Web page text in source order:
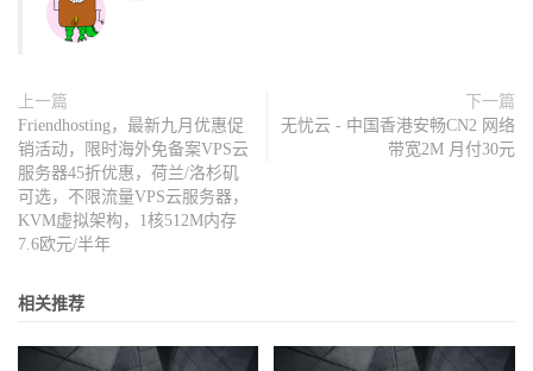
上一篇
Friendhosting，最新九月优惠促
销活动，限时海外免备案VPS云
服务器45折优惠，荷兰/洛杉矶
可选，不限流量VPS云服务器，
KVM虚拟架构，1核512M内存
7.6欧元/半年
下一篇
无忧云 - 中国香港安畅CN2 网络
带宽2M 月付30元
相关推荐